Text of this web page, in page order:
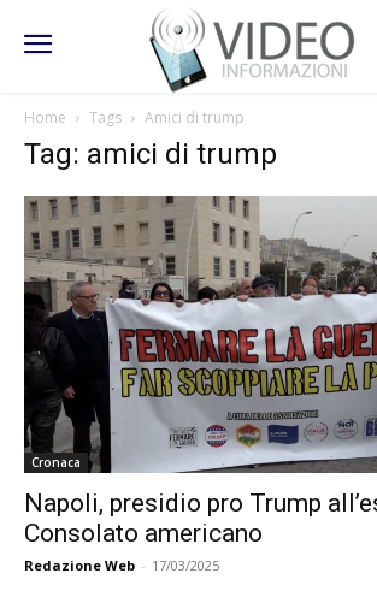
Home Tags Amici di trump
Tag: amici di trump
Cronaca
Napoli, presidio pro Trump
Consolato americano
Redazione Web - 17/03/2025